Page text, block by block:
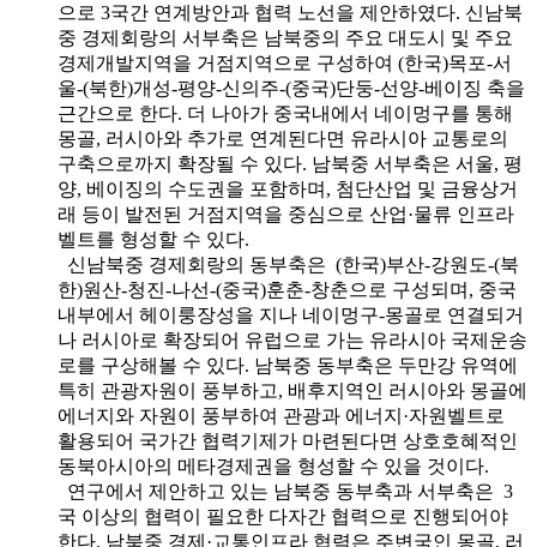
으로 3국간 연계방안과 협력 노선을 제안하였다. 신남북
중 경제회랑의 서부축은 남북중의 주요 대도시 및 주요
경제개발지역을 거점지역으로 구성하여 (한국)목포-서
울-(북한)개성-평양-신의주-(중국)단둥-선양-베이징 축을
근간으로 한다. 더 나아가 중국내에서 네이멍구를 통해
몽골, 러시아와 추가로 연계된다면 유라시아 교통로의
구축으로까지 확장될 수 있다. 남북중 서부축은 서울, 평
양, 베이징의 수도권을 포함하며, 첨단산업 및 금융상거
래 등이 발전된 거점지역을 중심으로 산업·물류 인프라
벨트를 형성할 수 있다.
신남북중 경제회랑의 동부축은 (한국)부산-강원도-(북
한)원산-청진-나선-(중국)훈춘-창춘으로 구성되며, 중국
내부에서 헤이룽장성을 지나 네이멍구-몽골로 연결되거
나 러시아로 확장되어 유럽으로 가는 유라시아 국제운송
로를 구상해볼 수 있다. 남북중 동부축은 두만강 유역에
특히 관광자원이 풍부하고, 배후지역인 러시아와 몽골에
에너지와 자원이 풍부하여 관광과 에너지·자원벨트로
활용되어 국가간 협력기제가 마련된다면 상호호혜적인
동북아시아의 메타경제권을 형성할 수 있을 것이다.
연구에서 제안하고 있는 남북중 동부축과 서부축은 3
국 이상의 협력이 필요한 다자간 협력으로 진행되어야
한다. 남북중 경제·교통인프라 협력은 주변국인 몽골, 러